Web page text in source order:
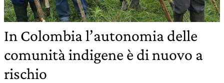
In Colombia l’autonomia delle
comunità indigene è di nuovo a
rischio